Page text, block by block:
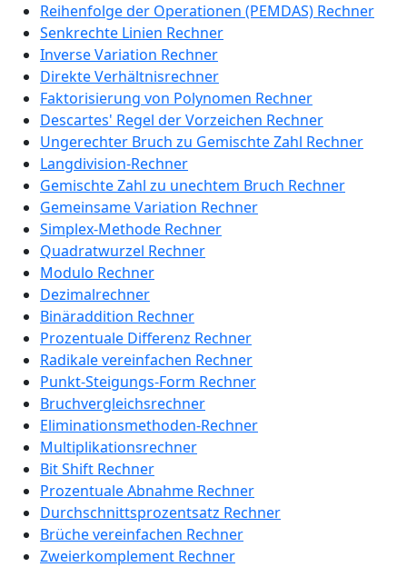
Reihenfolge der Operationen (PEMDAS) Rechner
Senkrechte Linien Rechner
Inverse Variation Rechner
Direkte Verhältnisrechner
Faktorisierung von Polynomen Rechner
Descartes' Regel der Vorzeichen Rechner
Ungerechter Bruch zu Gemischte Zahl Rechner
Langdivision-Rechner
Gemischte Zahl zu unechtem Bruch Rechner
Gemeinsame Variation Rechner
Simplex-Methode Rechner
Quadratwurzel Rechner
Modulo Rechner
Dezimalrechner
Binäraddition Rechner
Prozentuale Differenz Rechner
Radikale vereinfachen Rechner
Punkt-Steigungs-Form Rechner
Bruchvergleichsrechner
Eliminationsmethoden-Rechner
Multiplikationsrechner
Bit Shift Rechner
Prozentuale Abnahme Rechner
Durchschnittsprozentsatz Rechner
Brüche vereinfachen Rechner
Zweierkomplement Rechner